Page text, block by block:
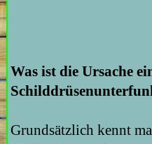
Was ist die Ursache
Grundsätzlich kennt